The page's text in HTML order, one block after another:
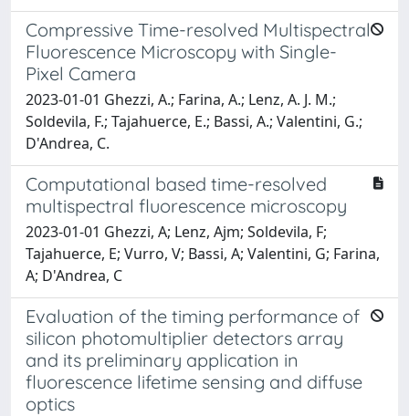
Compressive Time-resolved Multispectral
Fluorescence Microscopy with Single-
Pixel Camera
2023-01-01 Ghezzi, A.; Farina, A.; Lenz, A. J. M.;
Soldevila, F.; Tajahuerce, E.; Bassi, A.; Valentini, G.;
D'Andrea, C.
Computational based time-resolved
multispectral fluorescence microscopy
2023-01-01 Ghezzi, A; Lenz, Ajm; Soldevila, F;
Tajahuerce, E; Vurro, V; Bassi, A; Valentini, G; Farina,
A; D'Andrea, C
Evaluation of the timing performance of
silicon photomultiplier detectors array
and its preliminary application in
fluorescence lifetime sensing and diffuse
optics